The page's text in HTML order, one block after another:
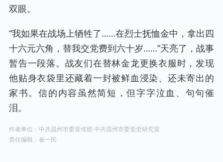
双眼。
“我如果在战场上牺牲了……在烈士抚恤金中，拿出四
十六元六角，替我交党费到六十岁……”天亮了，战事
暂告一段落。战友们在替林金龙更换衣服时，发现
他贴身衣袋里还藏着一封被鲜血浸染、还未寄出的
家书。信的内容虽然简短，但字字泣血、句句催
泪。
作者单位：中共温州市委宣传部 中共温州市委党史研究室
责任编辑：崔一民